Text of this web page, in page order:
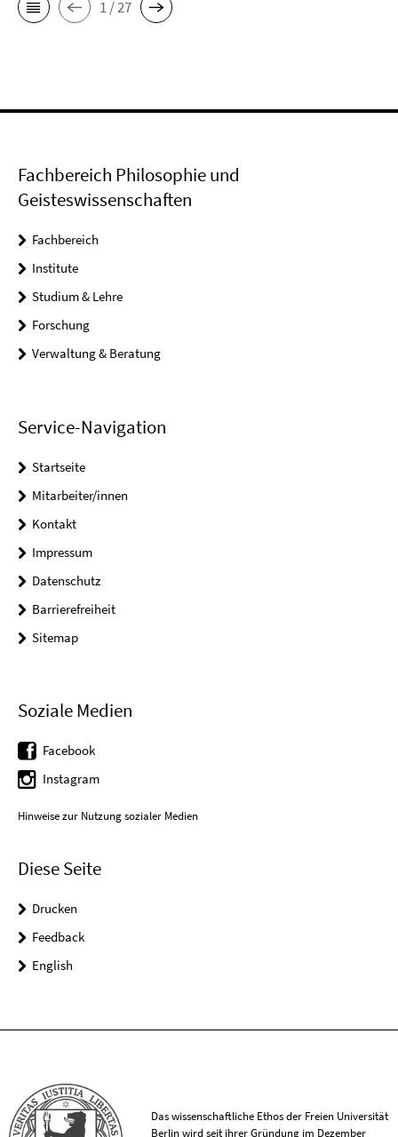
1 / 27
Fachbereich Philosophie und
Geisteswissenschaften
Fachbereich
Institute
Studium & Lehre
Forschung
Verwaltung & Beratung
Service-Navigation
Startseite
Mitarbeiter/innen
Kontakt
Impressum
Datenschutz
Barrierefreiheit
Sitemap
Soziale Medien
Facebook
Instagram
Hinweise zur Nutzung sozialer Medien
Diese Seite
Drucken
Feedback
English
Das wissenschaftliche Ethos der Freien Universität
Berlin wird seit ihrer Gründung im Dezember